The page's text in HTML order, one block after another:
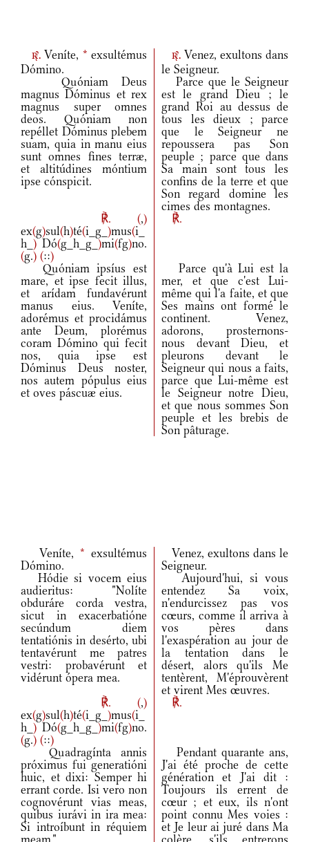
r. Veníte, * exsultémus
Dómino.
r. Venez, exultons dans
le Seigneur.
Quóniam Deus
magnus Dóminus et rex
magnus super omnes
deos. Quóniam non
repéllet Dóminus plebem
suam, quia in manu eius
sunt omnes fines terræ,
et altitúdines móntium
ipse cónspicit.
Parce que le Seigneur
est le grand Dieu ; le
grand Roi au dessus de
tous les dieux ; parce
que le Seigneur ne
repoussera pas Son
peuple ; parce que dans
Sa main sont tous les
confins de la terre et que
Son regard domine les
cimes des montagnes.
℟.
(,)
ex(g)sul(h)té(i_g_ )mus(i_
h_ ) Dó(g_h_g_ )mi(fg)no.
(g.) (::)
℟.
Quóniam ipsíus est
mare, et ipse fecit illus,
et arídam fundavérunt
manus eius. Veníte,
adorémus et procidámus
ante Deum, plorémus
coram Dómino qui fecit
nos, quia ipse est
Dóminus Deus noster,
nos autem pópulus eius
et oves páscuæ eius.
Parce qu'à Lui est la
mer, et que c'est Lui-
même qui l'a faite, et que
Ses mains ont formé le
continent. Venez,
adorons, prosternons-
nous devant Dieu, et
pleurons devant le
Seigneur qui nous a faits,
parce que Lui-même est
le Seigneur notre Dieu,
et que nous sommes Son
peuple et les brebis de
Son pâturage.
Veníte, * exsultémus
Dómino.
Venez, exultons dans le
Seigneur.
Hódie si vocem eius
audieritus: "Nolíte
obduráre corda vestra,
sicut in exacerbatióne
secúndum diem
tentatiónis in desérto, ubi
tentavérunt me patres
vestri: probavérunt et
vidérunt ópera mea.
Aujourd'hui, si vous
entendez Sa voix,
n'endurcissez pas vos
cœurs, comme il arriva à
vos pères dans
l'exaspération au jour de
la tentation dans le
désert, alors qu'ils Me
tentèrent, M'éprouvèrent
et virent Mes œuvres.
℟.
(,)
ex(g)sul(h)té(i_g_ )mus(i_
h_ ) Dó(g_h_g_ )mi(fg)no.
(g.) (::)
℟.
Quadragínta annis
próximus fui generatióni
huic, et dixi: Semper hi
errant corde. Isi vero non
cognovérunt vias meas,
quibus iurávi in ira mea:
Si introíbunt in réquiem
Pendant quarante ans,
J'ai été proche de cette
génération et J'ai dit :
Toujours ils errent de
cœur ; et eux, ils n'ont
point connu Mes voies :
et Je leur ai juré dans Ma